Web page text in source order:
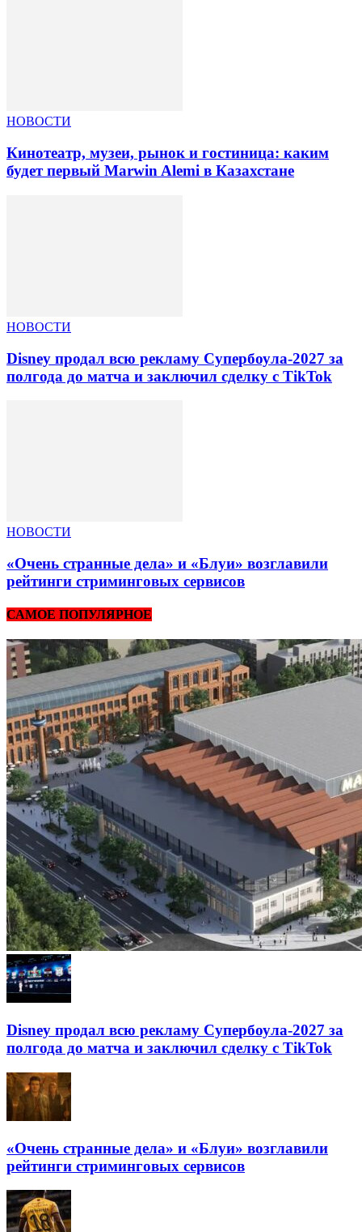
НОВОСТИ
Кинотеатр, музеи, рынок и гостиница: каким
будет первый Marwin Alemi в Казахстане
НОВОСТИ
Disney продал всю рекламу Супербоула-2027 за
полгода до матча и заключил сделку с TikTok
НОВОСТИ
«Очень странные дела» и «Блуи» возглавили
рейтинги стриминговых сервисов
САМОЕ ПОПУЛЯРНОЕ
Disney продал всю рекламу Супербоула-2027 за
полгода до матча и заключил сделку с TikTok
«Очень странные дела» и «Блуи» возглавили
рейтинги стриминговых сервисов